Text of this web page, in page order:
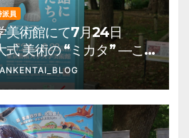
派員
美術館にて7月24日
式 美術の “ミカタ” ―こ
る―』を開催。 上野公
館 混雑情報他